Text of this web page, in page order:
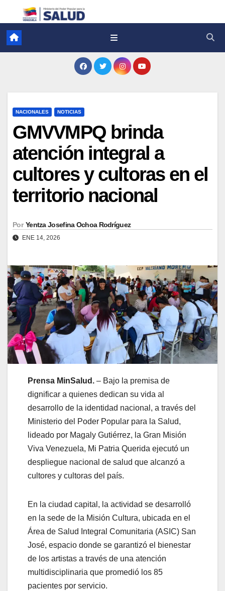
NACIONALES NOTICIAS
GMVVMPQ brinda
atención integral a
cultores y cultoras en el
territorio nacional
Por Yentza Josefina Ochoa Rodríguez
ENE 14, 2026
Prensa MinSalud. – Bajo la premisa de
dignificar a quienes dedican su vida al
desarrollo de la identidad nacional, a través del
Ministerio del Poder Popular para la Salud,
lideado por Magaly Gutiérrez, la Gran Misión
Viva Venezuela, Mi Patria Querida ejecutó un
despliegue nacional de salud que alcanzó a
cultores y cultoras del país.
​En la ciudad capital, la actividad se desarrolló
en la sede de la Misión Cultura, ubicada en el
Área de Salud Integral Comunitaria (ASIC) San
José, espacio donde se garantizó el bienestar
de los artistas a través de una atención
multidisciplinaria que promedió los 85
pacientes por servicio.